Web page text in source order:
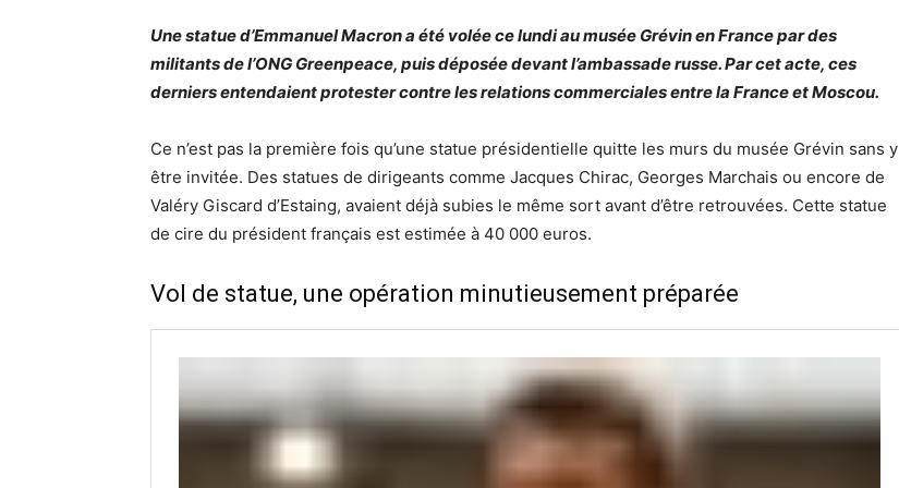
Une statue d’Emmanuel Macron a été volée ce lundi au musée Grévin en France par des
militants de l’ONG Greenpeace, puis déposée devant l’ambassade russe. Par cet acte, ces
derniers entendaient protester contre les relations commerciales entre la France et Moscou.
Ce n’est pas la première fois qu’une statue présidentielle quitte les murs du musée Grévin sans y
être invitée. Des statues de dirigeants comme Jacques Chirac, Georges Marchais ou encore de
Valéry Giscard d’Estaing, avaient déjà subies le même sort avant d’être retrouvées. Cette statue
de cire du président français est estimée à 40 000 euros.
Vol de statue, une opération minutieusement préparée